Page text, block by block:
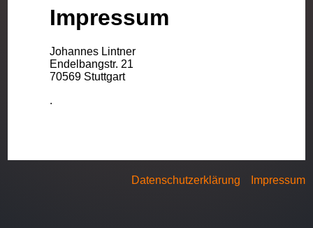
Impressum
Johannes Lintner
Endelbangstr. 21
70569 Stuttgart
.
Datenschutzerklärung Impressum